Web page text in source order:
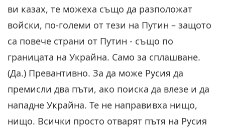
Между Учителя и учениците 2022-03-14
6
26:03
Правителствата по света
трябва да подкрепят Украйна,
част 6 от 6
ви казах, те можеха също да разположат
войски, по-големи от тези на Путин – защото
са повече страни от Путин - също по
границата на Украйна. Само за сплашване.
(Да.) Превантивно. За да може Русия да
премисли два пъти, ако поиска да влезе и да
нападне Украйна. Те не направивха нищо,
нищо. Всички просто отварят пътя на Русия